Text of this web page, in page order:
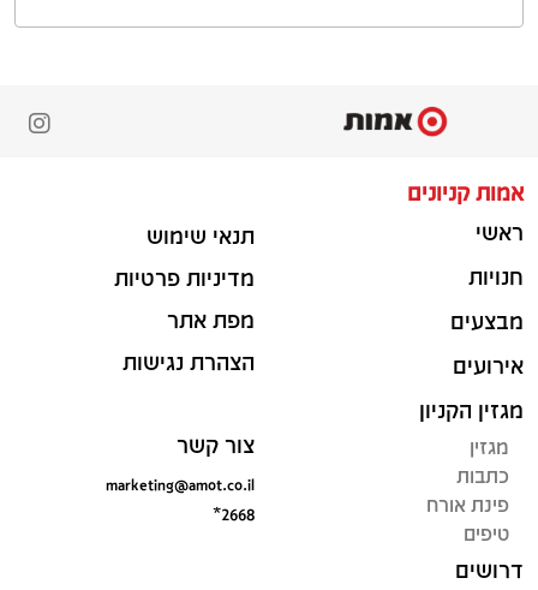
אמות קניונים
ראשי
חנויות
מבצעים
אירועים
מגזין הקניון
מגזין
כתבות
פינת אורח
טיפים
דרושים
תנאי שימוש
מדיניות פרטיות
מפת אתר
הצהרת נגישות
צור קשר
marketing@amot.co.il
*2668